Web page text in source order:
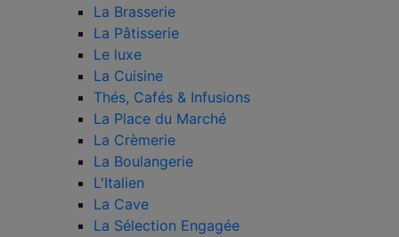
La Brasserie
La Pâtisserie
Le luxe
La Cuisine
Thés, Cafés & Infusions
La Place du Marché
La Crèmerie
La Boulangerie
L'Italien
La Cave
La Sélection Engagée